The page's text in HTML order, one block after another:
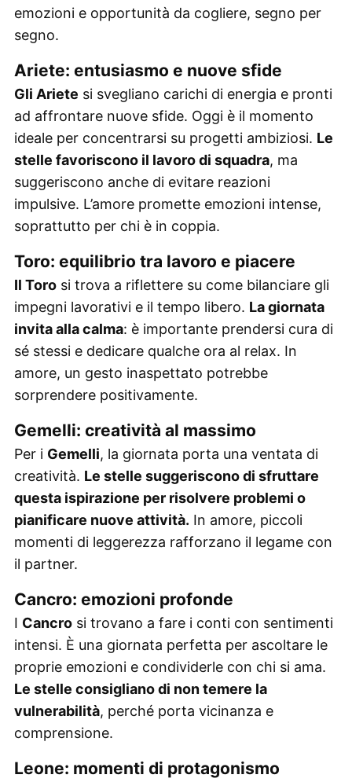
emozioni e opportunità da cogliere, segno per
segno.
Ariete: entusiasmo e nuove sfide
Gli Ariete si svegliano carichi di energia e pronti
ad affrontare nuove sfide. Oggi è il momento
ideale per concentrarsi su progetti ambiziosi. Le
stelle favoriscono il lavoro di squadra, ma
suggeriscono anche di evitare reazioni
impulsive. L’amore promette emozioni intense,
soprattutto per chi è in coppia.
Toro: equilibrio tra lavoro e piacere
Il Torosi trova a riflettere su come bilanciare gli
impegni lavorativi e il tempo libero. La giornata
invita alla calma: è importante prendersi cura di
sé stessi e dedicare qualche ora al relax. In
amore, un gesto inaspettato potrebbe
sorprendere positivamente.
Gemelli: creatività al massimo
Per i Gemelli, la giornata porta una ventata di
creatività. Le stelle suggeriscono di sfruttare
questa ispirazione per risolvere problemi o
pianificare nuove attività. In amore, piccoli
momenti di leggerezza rafforzano il legame con
il partner.
Cancro: emozioni profonde
I Cancrosi trovano a fare i conti con sentimenti
intensi. È una giornata perfetta per ascoltare le
proprie emozioni e condividerle con chi si ama.
Le stelle consigliano di non temere la
vulnerabilità, perché porta vicinanza e
comprensione.
Leone: momenti di protagonismo